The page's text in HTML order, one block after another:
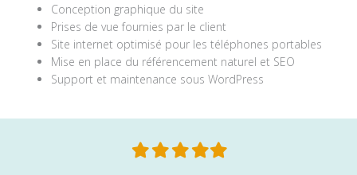
Conception graphique du site
Prises de vue fournies par le client
Site internet optimisé pour les téléphones portables
Mise en place du référencement naturel et SEO
Support et maintenance sous WordPress
FilledFilledFilledFilledFilled